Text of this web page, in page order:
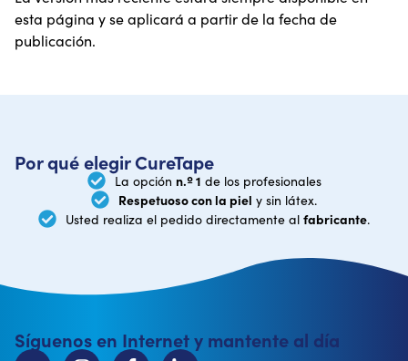
esta página y se aplicará a partir de la fecha de
publicación.
Por qué elegir CureTape
La opción n.º 1 de los profesionales
Respetuoso con la piel y sin látex.
Usted realiza el pedido directamente al fabricante.
Síguenos en Internet y mantente al día